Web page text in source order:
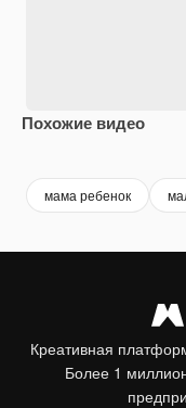
Похожие видео
мама ребенок
Креативная
Более 1